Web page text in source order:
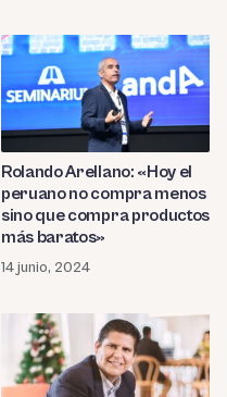
Rolando Arellano: «Hoy el
peruano no compra menos
sino que compra productos
más baratos»
14 junio, 2024